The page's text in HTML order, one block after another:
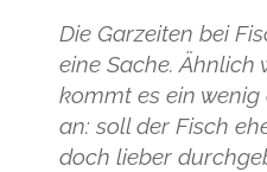
Die Garzeiten bei
eine Sache. Ähnlich
kommt es ein
an: soll der Fisch
doch lieber